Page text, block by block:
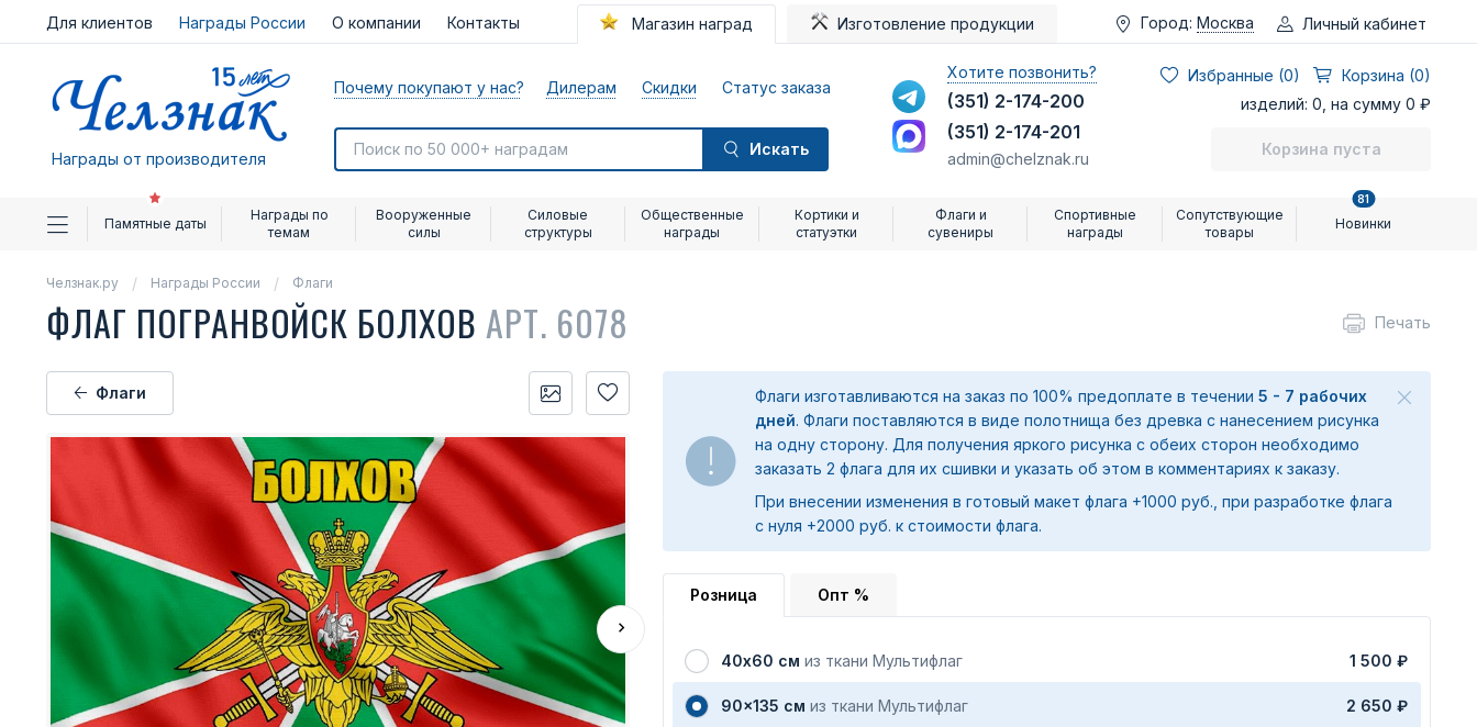
Для клиентов Награды России О компании Контакты Магазин наград Изготовление продукции Город: Москва Личный кабинет
Награды от производителя
Почему покупают у нас? Дилерам Скидки Статус заказа
Искать
Хотите позвонить?
(351) 2-174-200
(351) 2-174-201
admin@chelznak.ru
Избранные (0)
Корзина (0)
изделий: 0, на сумму 0 ₽
Корзина пуста
Памятные даты
Награды по
темам
Вооруженные
силы
Силовые
структуры
Общественные
награды
Кортики и
статуэтки
Флаги и
сувениры
Спортивные
награды
Сопутствующие
товары
Новинки
81
Челзнак.ру Награды России Флаги
ФЛАГ ПОГРАНВОЙСК БОЛХОВ АРТ. 6078 Печать
Флаги Флаги изготавливаются на заказ по 100% предоплате в течении 5 - 7 рабочих
дней. Флаги поставляются в виде полотнища без древка с нанесением рисунка
на одну сторону. Для получения яркого рисунка с обеих сторон необходимо
заказать 2 флага для их сшивки и указать об этом в комментариях к заказу.
При внесении изменения в готовый макет флага +1000 руб., при разработке флага
с нуля +2000 руб. к стоимости флага.
Розница Опт %
40х60 см из ткани Мультифлаг 1 500 ₽
90x135 см из ткани Мультифлаг 2 650 ₽